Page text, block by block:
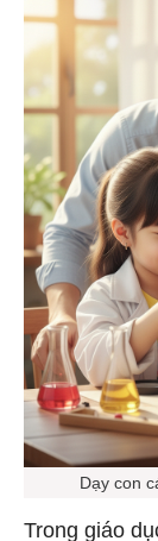
Dạy con
Trong giáo